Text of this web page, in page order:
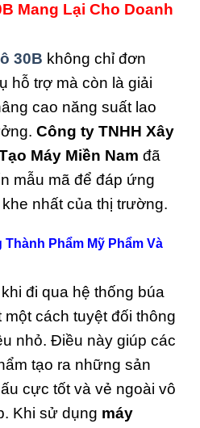
Mang Lại Cho Doanh
30B không chỉ đơn
hỗ trợ mà còn là giải
cao năng suất lao
Công ty TNHH Xây
Máy Miền Nam đã
mẫu mã để đáp ứng
nhất của thị trường.
Phẩm Mỹ Phẩm Và
đi qua hệ thống búa
cách tuyệt đối thông
nhỏ. Điều này giúp các
tạo ra những sản
cực tốt và vẻ ngoài vô
Khi sử dụng máy